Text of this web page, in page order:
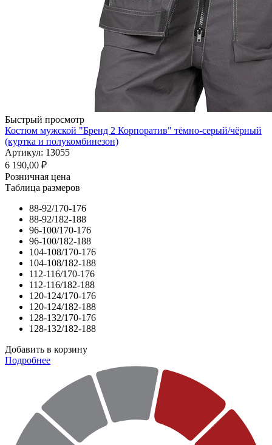
Быстрый просмотр
Костюм мужской "Бренд 2 Корпоратив" тёмно-серый/чёрный
(куртка и полукомбинезон)
Артикул: 13055
6 190,00 ₽
Розничная цена
Таблица размеров
88-92/170-176
88-92/182-188
96-100/170-176
96-100/182-188
104-108/170-176
104-108/182-188
112-116/170-176
112-116/182-188
120-124/170-176
120-124/182-188
128-132/170-176
128-132/182-188
Добавить в корзину
Подробнее